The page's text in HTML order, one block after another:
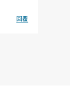
回覆